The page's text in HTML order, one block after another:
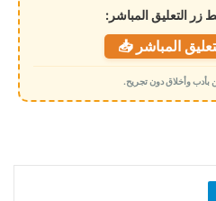
زر التعليق المباشر:
المباشر 📥
بأدب وأخلاق دون تجريح.